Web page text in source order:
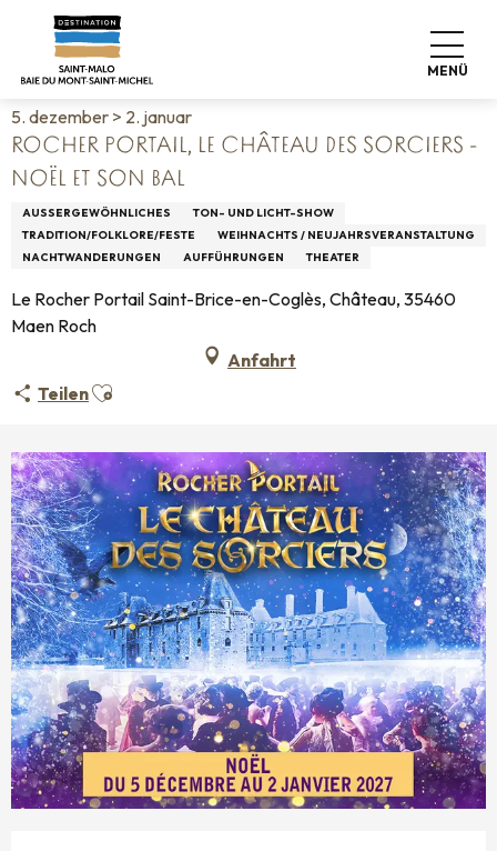
contenu
MENÜ
Startseite
Veranstaltungskalender
Rocher Portail, le Château des Sorciers - Noël et son bal
5. dezember > 2. januar
ROCHER PORTAIL, LE CHÂTEAU DES SORCIERS -
NOËL ET SON BAL
AUSSERGEWÖHNLICHES
TON- UND LICHT-SHOW
TRADITION/FOLKLORE/FESTE
WEIHNACHTS / NEUJAHRSVERANSTALTUNG
NACHTWANDERUNGEN
AUFFÜHRUNGEN THEATER
Le Rocher Portail Saint-Brice-en-Coglès, Château, 35460
Maen Roch
Anfahrt
TeilenAjouter aux favoris